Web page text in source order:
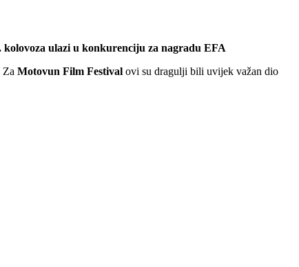
ulazi u konkurenciju za nagradu EFA
Za Motovun Film Festival ovi su dragulji bili uvijek važan dio